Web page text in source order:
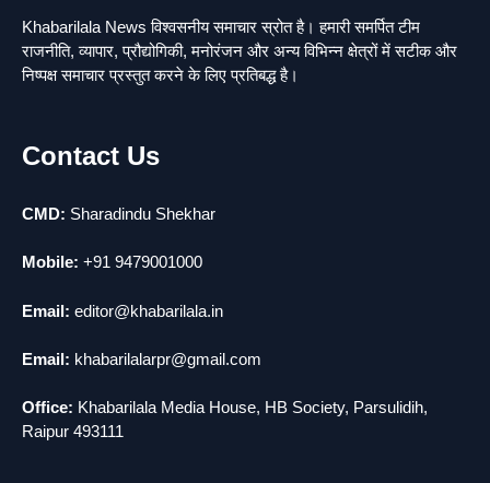
2
मुर्दा हो गया जिंदा: गड्ढे में वाहन को लगा झटका तो
लौट गई सांस
news
Khabarilala News विश्वसनीय समाचार स्रोत है। हमारी समर्पित टीम
राजनीति, व्यापार, प्रौद्योगिकी, मनोरंजन और अन्य विभिन्न क्षेत्रों में सटीक और
निष्पक्ष समाचार प्रस्तुत करने के लिए प्रतिबद्ध है।
Contact Us
CMD: Sharadindu Shekhar
Mobile: +91 9479001000
Email: editor@khabarilala.in
Email: khabarilalarpr@gmail.com
Office: Khabarilala Media House, HB Society, Parsulidih,
Raipur 493111